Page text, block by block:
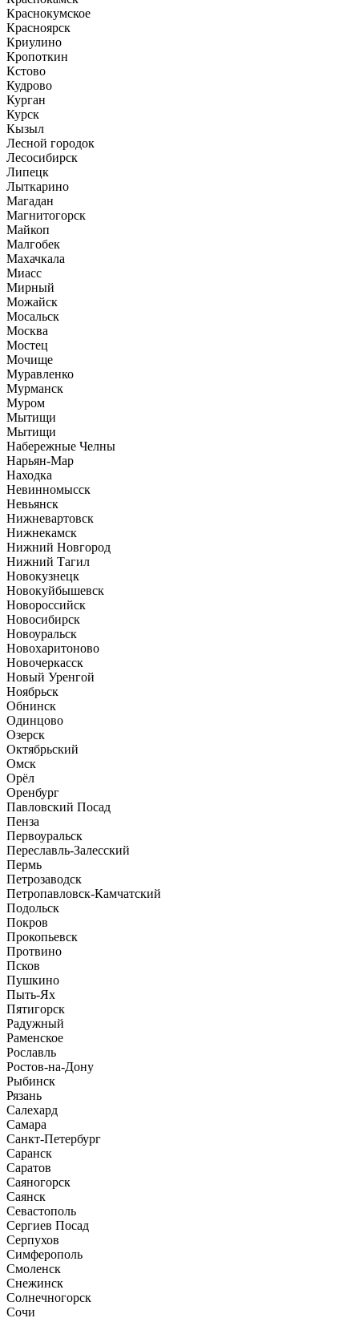
Краснокумское
Красноярск
Криулино
Кропоткин
Кстово
Кудрово
Курган
Курск
Кызыл
Лесной городок
Лесосибирск
Липецк
Лыткарино
Магадан
Магнитогорск
Майкоп
Малгобек
Махачкала
Миасс
Мирный
Можайск
Мосальск
Москва
Мостец
Мочище
Муравленко
Мурманск
Муром
Мытищи
Мытищи
Набережные Челны
Нарьян-Мар
Находка
Невинномысск
Невьянск
Нижневартовск
Нижнекамск
Нижний Новгород
Нижний Тагил
Новокузнецк
Новокуйбышевск
Новороссийск
Новосибирск
Новоуральск
Новохаритоново
Новочеркасск
Новый Уренгой
Ноябрьск
Обнинск
Одинцово
Озерск
Октябрьский
Омск
Орёл
Оренбург
Павловский Посад
Пенза
Первоуральск
Переславль-Залесский
Пермь
Петрозаводск
Петропавловск-Камчатский
Подольск
Покров
Прокопьевск
Протвино
Псков
Пушкино
Пыть-Ях
Пятигорск
Радужный
Раменское
Рославль
Ростов-на-Дону
Рыбинск
Рязань
Салехард
Самара
Санкт-Петербург
Саранск
Саратов
Саяногорск
Саянск
Севастополь
Сергиев Посад
Серпухов
Симферополь
Смоленск
Снежинск
Солнечногорск
Сочи